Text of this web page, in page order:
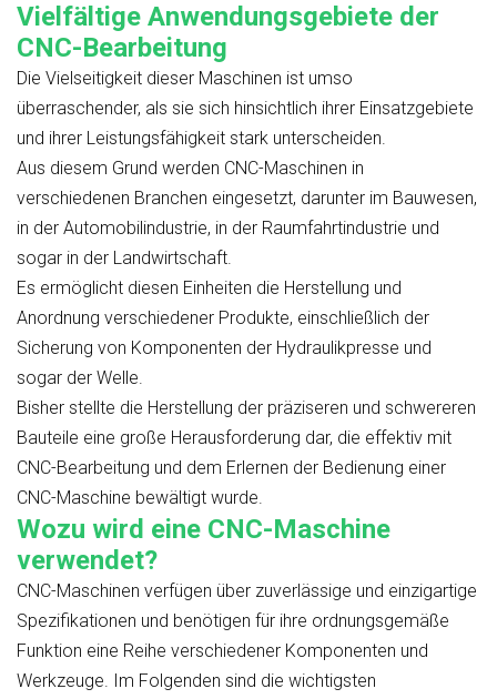
Vielfältige Anwendungsgebiete der
CNC-Bearbeitung
Die Vielseitigkeit dieser Maschinen ist umso
überraschender, als sie sich hinsichtlich ihrer Einsatzgebiete
und ihrer Leistungsfähigkeit stark unterscheiden.
Aus diesem Grund werden CNC-Maschinen in
verschiedenen Branchen eingesetzt, darunter im Bauwesen,
in der Automobilindustrie, in der Raumfahrtindustrie und
sogar in der Landwirtschaft.
Es ermöglicht diesen Einheiten die Herstellung und
Anordnung verschiedener Produkte, einschließlich der
Sicherung von Komponenten der Hydraulikpresse und
sogar der Welle.
Bisher stellte die Herstellung der präziseren und schwereren
Bauteile eine große Herausforderung dar, die effektiv mit
CNC-Bearbeitung und dem Erlernen der Bedienung einer
CNC-Maschine bewältigt wurde.
Wozu wird eine CNC-Maschine
verwendet?
CNC-Maschinen verfügen über zuverlässige und einzigartige
Spezifikationen und benötigen für ihre ordnungsgemäße
Funktion eine Reihe verschiedener Komponenten und
Werkzeuge. Im Folgenden sind die wichtigsten